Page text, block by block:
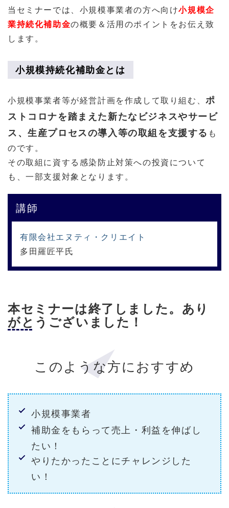
当セミナーでは、小規模事業者の方へ向け小規模企
業持続化補助金の概要＆活用のポイントをお伝え致
します。
小規模持続化補助金とは
小規模事業者等が経営計画を作成して取り組む、ポ
ストコロナを踏まえた新たなビジネスやサービ
ス、生産プロセスの導入等の取組を支援する も
のです。
その取組に資する感染防止対策への投資について
も、⼀部支援対象となります。
講師
有限会社エヌティ・クリエイト
多田羅匠平氏
本セミナーは終了しました。あり
がとうございました！
このような方におすすめ
小規模事業者
補助金をもらって売上・利益を伸ばし
たい！
やりたかったことにチャレンジした
い！